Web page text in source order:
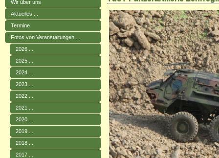
Wir über uns
Aktuelles ...
Termine
Fotos von Veranstaltungen ...
2026 ...
2025 ...
2024 ...
2023 ...
2022 ...
2021 ...
2020 ...
2019 ...
2018 ...
2017 ...